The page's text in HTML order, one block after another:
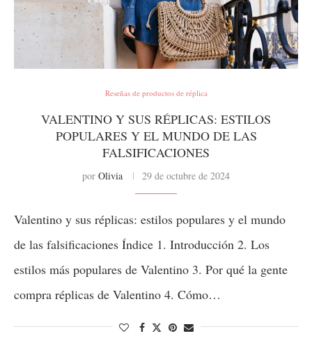
Reseñas de productos de réplica
VALENTINO Y SUS RÉPLICAS: ESTILOS
POPULARES Y EL MUNDO DE LAS
FALSIFICACIONES
por Olivia 29 de octubre de 2024
Valentino y sus réplicas: estilos populares y el mundo
de las falsificaciones Índice 1. Introducción 2. Los
estilos más populares de Valentino 3. Por qué la gente
compra réplicas de Valentino 4. Cómo…